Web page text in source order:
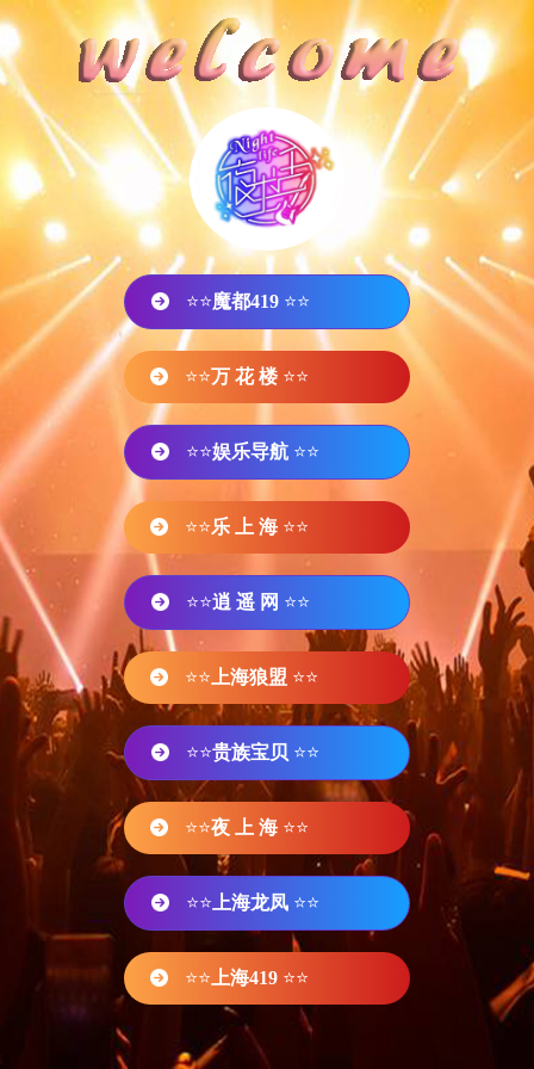
⭐⭐魔都419 ⭐⭐
⭐⭐万 花 楼 ⭐⭐
⭐⭐娱乐导航 ⭐⭐
⭐⭐乐 上 海 ⭐⭐
⭐⭐逍 遥 网 ⭐⭐
⭐⭐ 上海狼盟 ⭐⭐
⭐⭐贵族宝贝 ⭐⭐
⭐⭐夜 上 海 ⭐⭐
⭐⭐ 上海龙凤 ⭐⭐
⭐⭐ 上海419 ⭐⭐